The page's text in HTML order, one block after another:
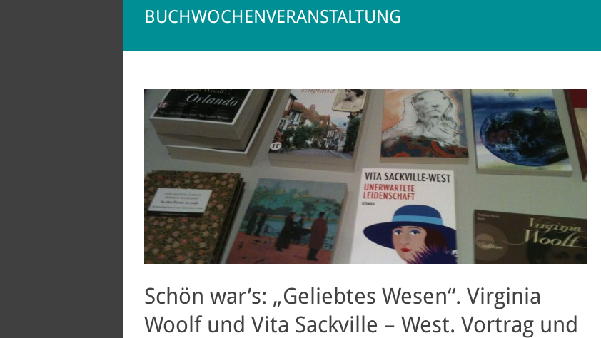
BUCHWOCHENVERANSTALTUNG
Schön war’s: „Geliebtes Wesen“. Virginia
Woolf und Vita Sackville – West. Vortrag und